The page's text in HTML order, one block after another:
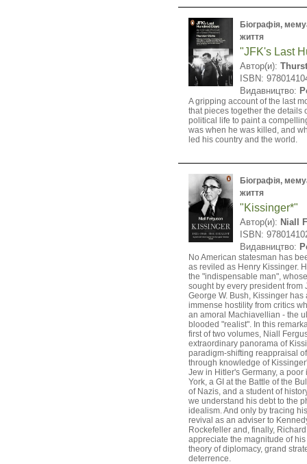
Біографія,
життя
"JFK's Last
Автор(и):
ISBN:
Видавництво:
A gripping account of the last
that pieces together the details
political life to paint a
was when he was killed, and
led his country and the world.
Біографія,
життя
"Kissinger*"
Автор(и): Niall
ISBN:
Видавництво:
No American statesman has
as reviled as Henry Kissinger.
the "indispensable man",
sought by every president from
George W. Bush, Kissinger has
immense hostility from critics
an amoral Machiavellian - the
blooded "realist". In this
first of two volumes, Niall
extraordinary panorama of
paradigm-shifting reappraisal
through knowledge of
Jew in Hitler's Germany, a
York, a GI at the Battle of the
of Nazis, and a student of
we understand his debt to the
idealism. And only by tracing
revival as an adviser to
Rockefeller and, finally,
appreciate the magnitude of
theory of diplomacy, grand
deterrence.